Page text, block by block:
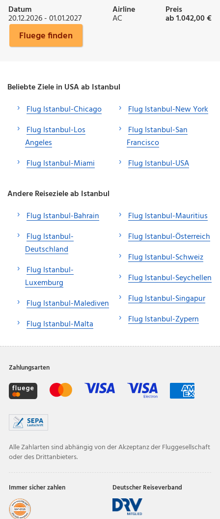
Datum
20.12.2026 - 01.01.2027
Airline
AC
Preis
ab 1.042,00 €
Fluege finden
Beliebte Ziele in USA ab Istanbul
Flug Istanbul-Chicago
Flug Istanbul-Los
Angeles
Flug Istanbul-Miami
Flug Istanbul-New York
Flug Istanbul-San
Francisco
Flug Istanbul-USA
Andere Reiseziele ab Istanbul
Flug Istanbul-Bahrain
Flug Istanbul-
Deutschland
Flug Istanbul-
Luxemburg
Flug Istanbul-Malediven
Flug Istanbul-Malta
Flug Istanbul-Mauritius
Flug Istanbul-Österreich
Flug Istanbul-Schweiz
Flug Istanbul-Seychellen
Flug Istanbul-Singapur
Flug Istanbul-Zypern